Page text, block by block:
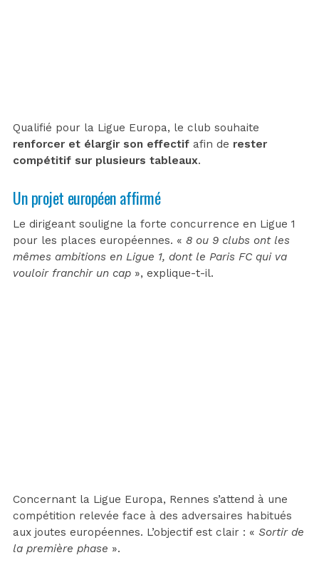
Qualifié pour la Ligue Europa, le club souhaite
renforcer et élargir son effectif afin de rester
compétitif sur plusieurs tableaux.
Un projet européen affirmé
Le dirigeant souligne la forte concurrence en Ligue 1
pour les places européennes. « 8 ou 9 clubs ont les
mêmes ambitions en Ligue 1, dont le Paris FC qui va
vouloir franchir un cap », explique-t-il.
Concernant la Ligue Europa, Rennes s’attend à une
compétition relevée face à des adversaires habitués
aux joutes européennes. L’objectif est clair : « Sortir de
la première phase ».